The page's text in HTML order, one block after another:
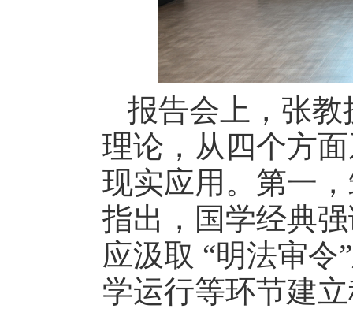
报告会上，张
理论，从四个方
现实应用。第一
指出，国学经典
应汲取 “明法审令”
学运行等环节建